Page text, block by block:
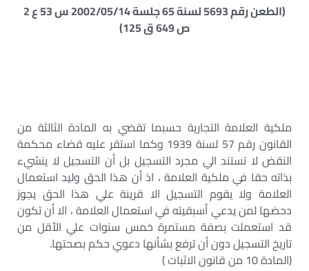
(الطعن رقم 5693 لسنة 65 جلسة 2002/05/14 س 53 ع 2
ص 649 ق 125)
ملكية العلامة التجارية حسبما تقضي به المادة الثالثة من
القانون رقم 57 لسنة 1939 وكما استقر عليه قضاء محكمة
النقض لا تستند الي مجرد التسجيل بل أن التسجيل لا ينشيء
بذاته حقا في ملكية العلامة ، اذ أن هذا الحق وليد استعمال
العلامة ولا يقوم التسجيل الا قرينة علي هذا الحق يجوز
دحضها لمن يدعي أسبقيته في استعمال العلامة ، الا أن تكون
قد استعملت بصفة مستمرة خمس سنوات علي الأقل من
تاريخ التسجيل دون أن ترفع بشأنها دعوي حكم بصحتها.
(المادة 10 من قانون الاثبات )